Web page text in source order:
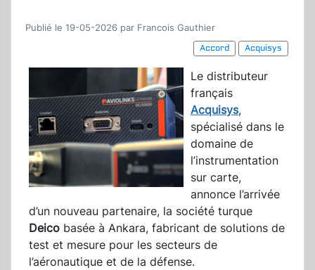
Publié le 19-05-2026 par Francois Gauthier
Accord
Acquisys
Le distributeur
français
Acquisys,
spécialisé dans le
domaine de
l’instrumentation
sur carte,
annonce l’arrivée
d’un nouveau partenaire, la société turque
Deico basée à Ankara, fabricant de solutions de
test et mesure pour les secteurs de
l’aéronautique et de la défense.